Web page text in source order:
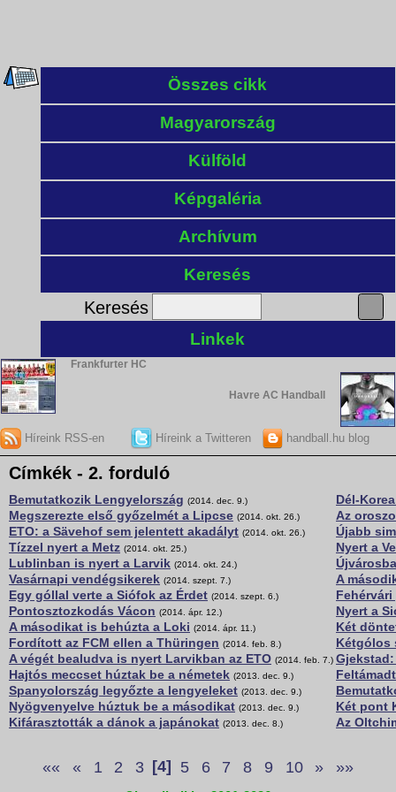
Összes cikk
Magyarország
Külföld
Képgaléria
Archívum
Keresés
Keresés
Linkek
Frankfurter HC
Havre AC Handball
Híreink RSS-en Híreink a Twitteren handball.hu blog
Címkék - 2. forduló
Bemutatkozik Lengyelország (2014. dec. 9.)
Megszerezte első győzelmét a Lipcse (2014. okt. 26.)
ETO: a Sävehof sem jelentett akadályt (2014. okt. 26.)
Tízzel nyert a Metz (2014. okt. 25.)
Lublinban is nyert a Larvik (2014. okt. 24.)
Vasárnapi vendégsikerek (2014. szept. 7.)
Egy góllal verte a Siófok az Érdet (2014. szept. 6.)
Pontosztozkodás Vácon (2014. ápr. 12.)
A másodikat is behúzta a Loki (2014. ápr. 11.)
Fordított az FCM ellen a Thüringen (2014. feb. 8.)
A végét bealudva is nyert Larvikban az ETO (2014. feb. 7.)
Hajtós meccset húztak be a németek (2013. dec. 9.)
Spanyolország legyőzte a lengyeleket (2013. dec. 9.)
Nyögvenyelve húztuk be a másodikat (2013. dec. 9.)
Kifárasztották a dánok a japánokat (2013. dec. 8.)
Dél-
Az
Újabb
Nyert a
A
Nyert a
Két
Kétgólos
Két pont
Az
«« « 1 2 3 [4] 5 6 7 8 9 10 » »»